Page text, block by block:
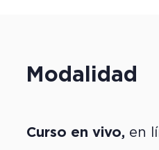
Modalidad
Curso en vivo, en